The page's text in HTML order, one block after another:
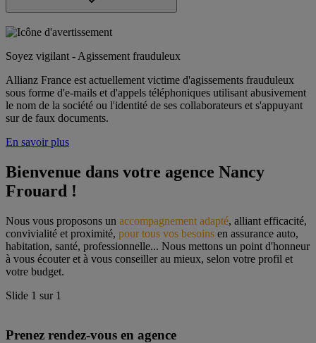
Soyez vigilant - Agissement frauduleux
Allianz France est actuellement victime d'agissements frauduleux
sous forme d'e-mails et d'appels téléphoniques utilisant abusivement
le nom de la société ou l'identité de ses collaborateurs et s'appuyant
sur de faux documents.
En savoir plus
Bienvenue dans votre agence Nancy
Frouard !
Nous vous proposons un accompagnement adapté, alliant efficacité,
convivialité et proximité, pour tous vos besoins en assurance auto,
habitation, santé, professionnelle... Nous mettons un point d'honneur
à vous écouter et à vous conseiller au mieux, selon votre profil et
votre budget.
Slide 1 sur 1
Prenez rendez-vous en agence